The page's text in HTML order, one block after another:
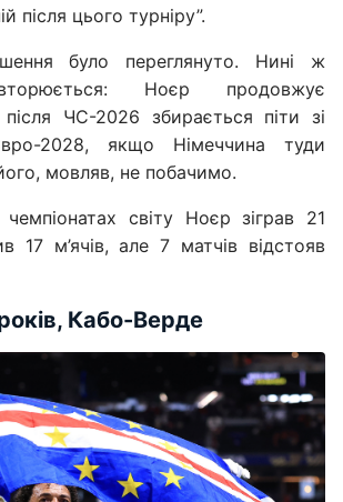
після цього турніру”.
було переглянуто. Нині ж
Ноєр продовжує
ЧС-2026 збирається піти зі
2028, якщо Німеччина туди
мовляв, не побачимо.
світу Ноєр зіграв 21
17 м’ячів, але 7 матчів відстояв
Кабо-Верде